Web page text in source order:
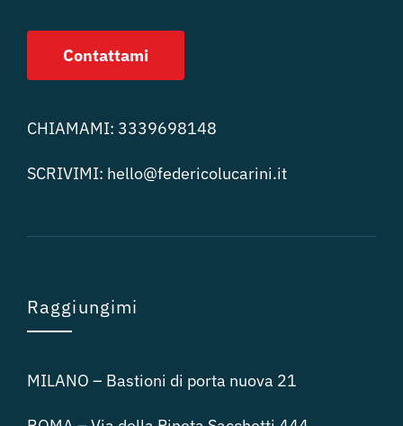
Contattami
CHIAMAMI: 3339698148
SCRIVIMI: hello@federicolucarini.it
Raggiungimi
MILANO – Bastioni di porta nuova 21